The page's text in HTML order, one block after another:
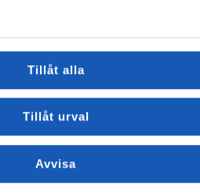
Tillåt alla
Tillåt urval
Avvisa
arbetsterapeuter,
hälsovetare och
beteendevetare som
eftersträvar att
skapa goda
förutsättningar för
människor att få ett
långsiktigt och
hälsosamt arbetsliv.
När dessa